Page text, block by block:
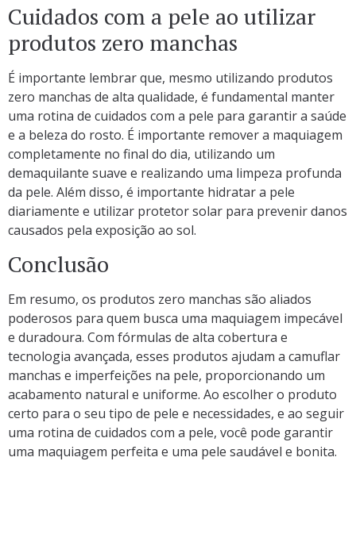
Cuidados com a pele ao utilizar
produtos zero manchas
É importante lembrar que, mesmo utilizando produtos
zero manchas de alta qualidade, é fundamental manter
uma rotina de cuidados com a pele para garantir a saúde
e a beleza do rosto. É importante remover a maquiagem
completamente no final do dia, utilizando um
demaquilante suave e realizando uma limpeza profunda
da pele. Além disso, é importante hidratar a pele
diariamente e utilizar protetor solar para prevenir danos
causados pela exposição ao sol.
Conclusão
Em resumo, os produtos zero manchas são aliados
poderosos para quem busca uma maquiagem impecável
e duradoura. Com fórmulas de alta cobertura e
tecnologia avançada, esses produtos ajudam a camuflar
manchas e imperfeições na pele, proporcionando um
acabamento natural e uniforme. Ao escolher o produto
certo para o seu tipo de pele e necessidades, e ao seguir
uma rotina de cuidados com a pele, você pode garantir
uma maquiagem perfeita e uma pele saudável e bonita.